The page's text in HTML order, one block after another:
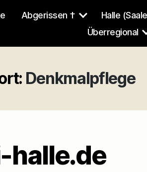
Abgerissen † Halle
Überregional
Denkmalpflege
halle.de